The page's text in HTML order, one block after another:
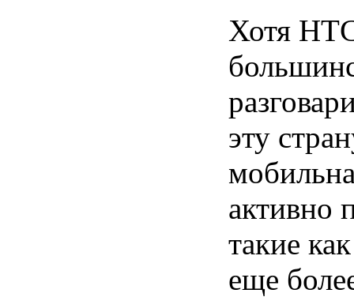
Хотя
эту
активно
такие
еще